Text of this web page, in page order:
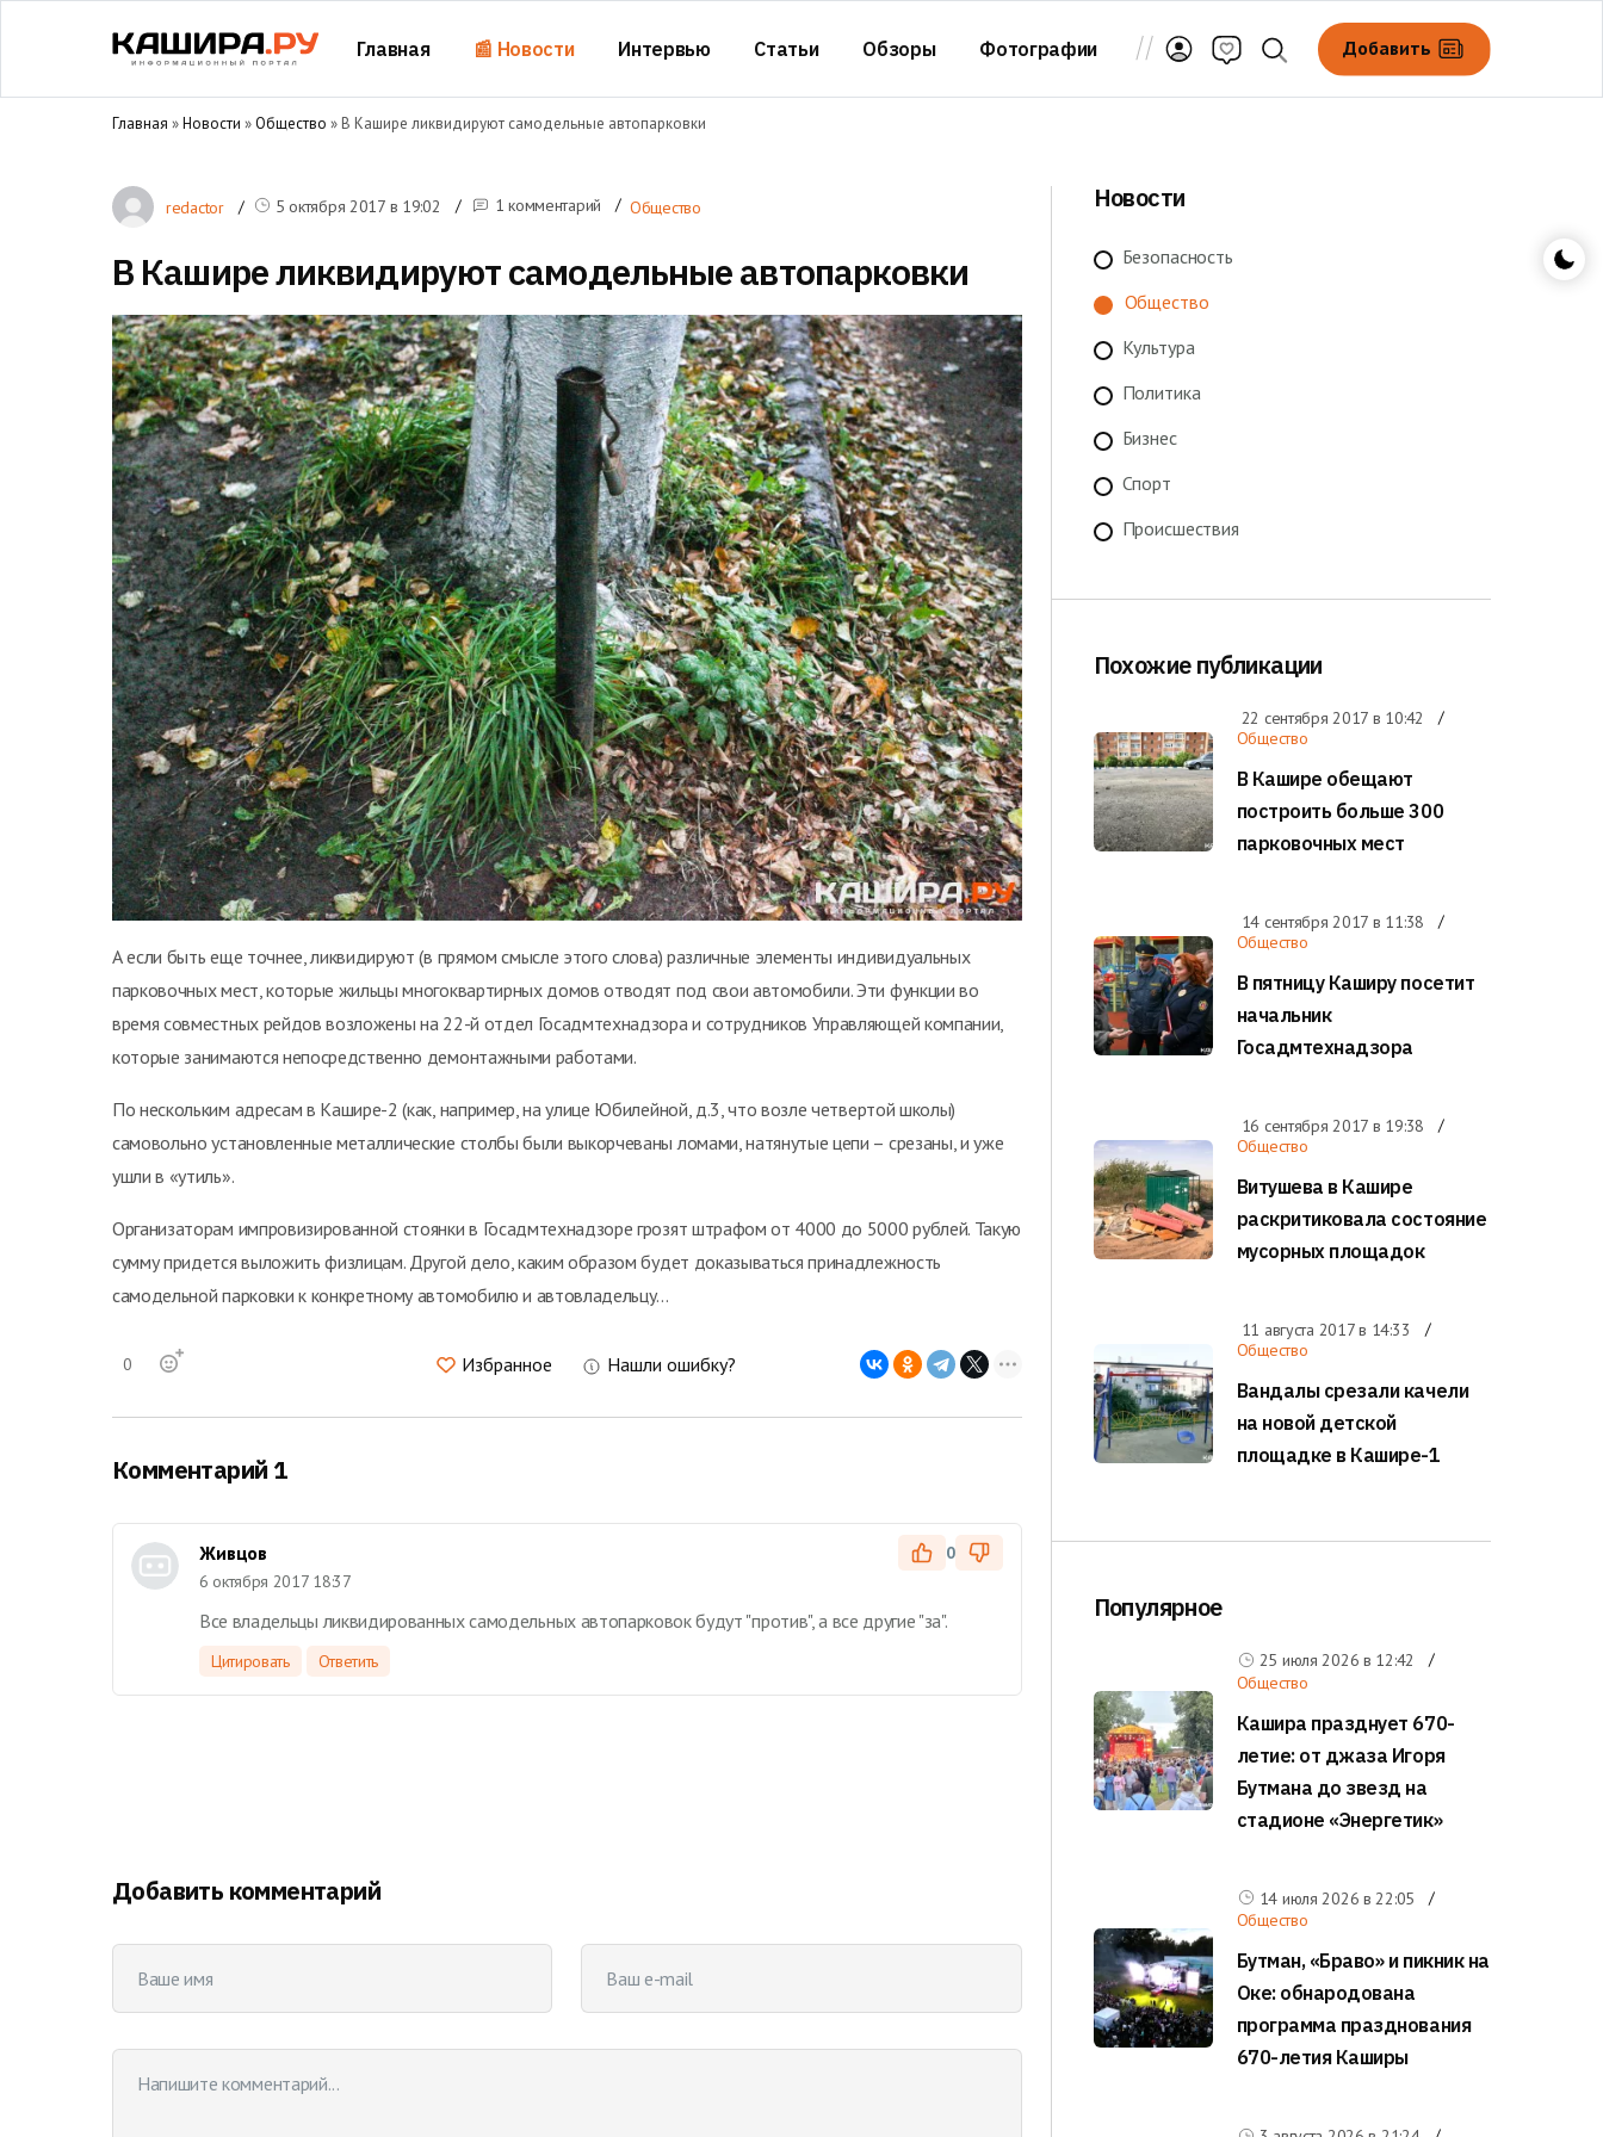
Главная 📰 Новости Интервью Статьи Обзоры Фотографии Добавить
Главная »Новости »Общество » В Кашире ликвидируют самодельные автопарковки
redactor 5 октября 2017 в 19:02 1 комментарий Общество
В Кашире ликвидируют самодельные автопарковки
А если быть еще точнее, ликвидируют (в прямом смысле этого слова) различные элементы индивидуальных
парковочных мест, которые жильцы многоквартирных домов отводят под свои автомобили. Эти функции во
время совместных рейдов возложены на 22-й отдел Госадмтехнадзора и сотрудников Управляющей компании,
которые занимаются непосредственно демонтажными работами.
По нескольким адресам в Кашире-2 (как, например, на улице Юбилейной, д.3, что возле четвертой школы)
самовольно установленные металлические столбы были выкорчеваны ломами, натянутые цепи – срезаны, и уже
ушли в «утиль».
Организаторам импровизированной стоянки в Госадмтехнадзоре грозят штрафом от 4000 до 5000 рублей. Такую
сумму придется выложить физлицам. Другой дело, каким образом будет доказываться принадлежность
самодельной парковки к конкретному автомобилю и автовладельцу...
0 Избранное Нашли ошибку?
Комментарий 1
Живцов
6 октября 2017 18:37
0
Все владельцы ликвидированных самодельных автопарковок будут "против", а все другие "за".
Цитировать Ответить
Добавить комментарий
Новости
Безопасность
Общество
Культура
Политика
Бизнес
Спорт
Происшествия
Похожие публикации
22 сентября 2017 в 10:42
Общество
В Кашире обещают
построить больше 300
парковочных мест
14 сентября 2017 в 11:38
Общество
В пятницу Каширу посетит
начальник
Госадмтехнадзора
16 сентября 2017 в 19:38
Общество
Витушева в Кашире
раскритиковала состояние
мусорных площадок
11 августа 2017 в 14:33
Общество
Вандалы срезали качели
на новой детской
площадке в Кашире-1
Популярное
25 июля 2026 в 12:42
Общество
Кашира празднует 670-
летие: от джаза Игоря
Бутмана до звезд на
стадионе «Энергетик»
14 июля 2026 в 22:05
Общество
Бутман, «Браво» и пикник на
Оке: обнародована
программа празднования
670-летия Каширы